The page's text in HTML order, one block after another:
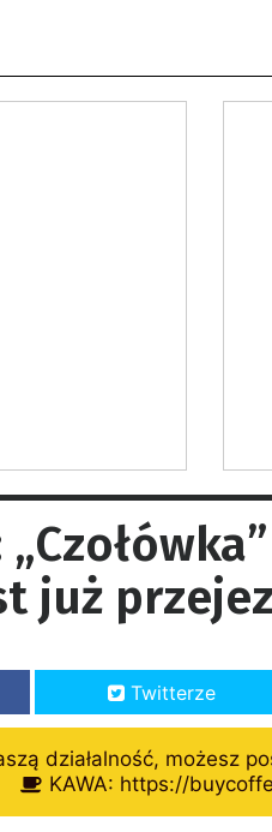
już
Twitterze
działalność, możesz
KAWA: https://